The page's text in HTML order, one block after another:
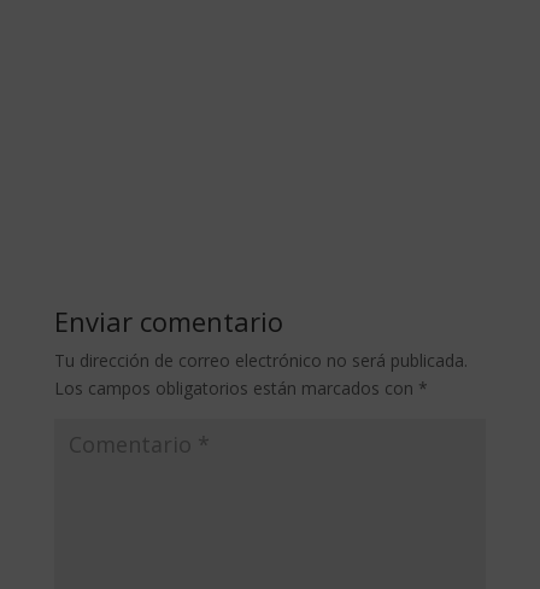
Enviar comentario
Tu dirección de correo electrónico no será publicada.
Los campos obligatorios están marcados con *